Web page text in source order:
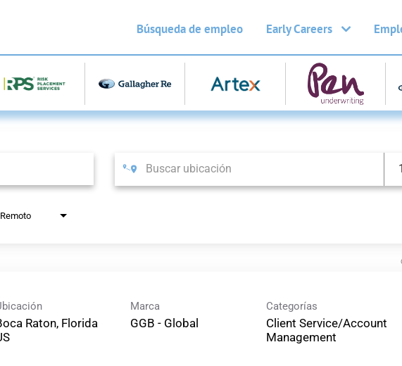
Búsqueda de empleo Early Careers
Remoto
Raton, Florida
US
Marca
GGB - Global
Categorías
Client Service/Account
Management